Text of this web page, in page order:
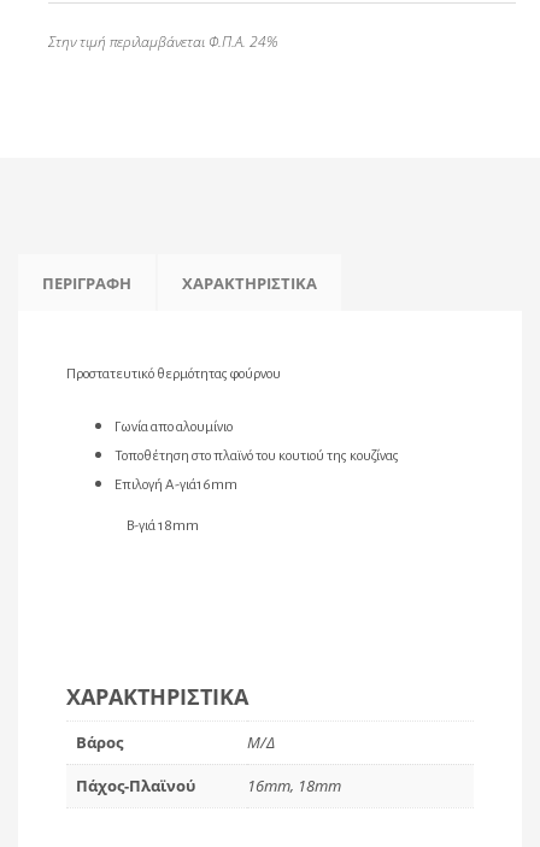
Στην τιμή περιλαμβάνεται Φ.Π.Α. 24%
ΠΕΡΙΓΡΑΦΉ ΧΑΡΑΚΤΗΡΙΣΤΙΚΆ
Προστατευτικό θερμότητας φούρνου
Γωνία απο αλουμίνιο
Τοποθέτηση στο πλαϊνό του κουτιού της κουζίνας
Επιλογή Α-γιά16mm
Β-γιά 18mm
ΧΑΡΑΚΤΗΡΙΣΤΙΚΆ
Βάρος
Μ/Δ
Πάχος-Πλαϊνού
16mm, 18mm